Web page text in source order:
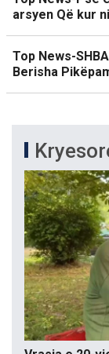
arsyen Që kur
Top News-
Berisha